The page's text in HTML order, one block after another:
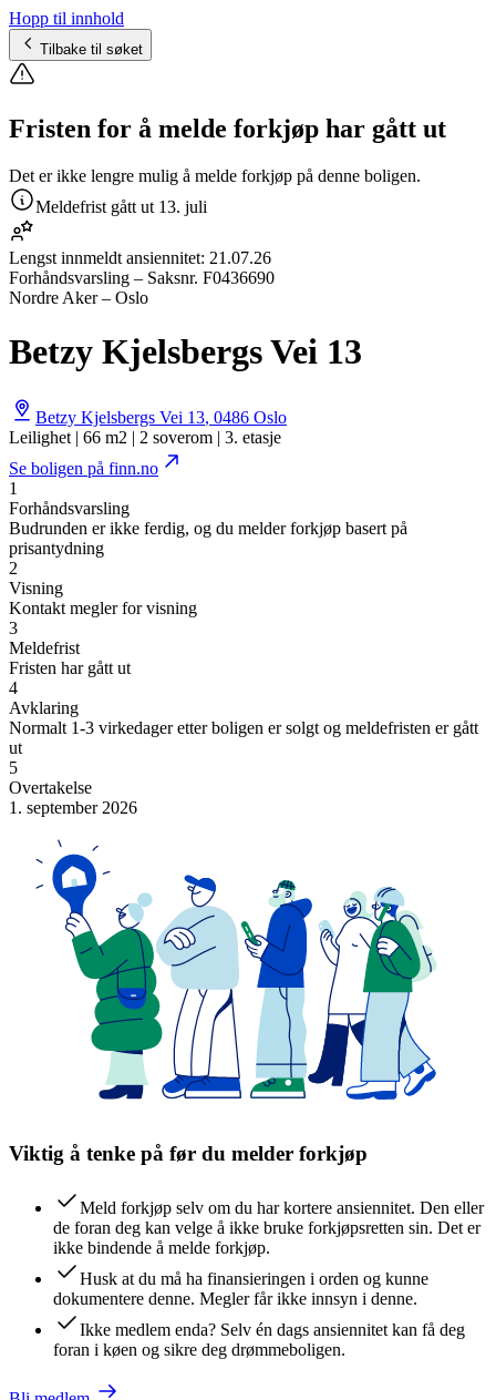
Hopp til innhold
Tilbake til søket
Fristen for å melde forkjøp har gått ut
Det er ikke lengre mulig å melde forkjøp på denne boligen.
Meldefrist gått ut 13. juli
Lengst innmeldt ansiennitet: 21.07.26
Forhåndsvarsling – Saksnr. F0436690
Nordre Aker – Oslo
Betzy Kjelsbergs Vei 13
Betzy Kjelsbergs Vei 13, 0486 Oslo
Leilighet | 66 m2 | 2 soverom | 3. etasje
Se boligen på finn.no
1
Forhåndsvarsling
Budrunden er ikke ferdig, og du melder forkjøp basert på
prisantydning
2
Visning
Kontakt megler for visning
3
Meldefrist
Fristen har gått ut
4
Avklaring
Normalt 1-3 virkedager etter boligen er solgt og meldefristen er gått
ut
5
Overtakelse
1. september 2026
Viktig å tenke på før du melder forkjøp
Meld forkjøp selv om du har kortere ansiennitet. Den eller
de foran deg kan velge å ikke bruke forkjøpsretten sin. Det er
ikke bindende å melde forkjøp.
Husk at du må ha finansieringen i orden og kunne
dokumentere denne. Megler får ikke innsyn i denne.
Ikke medlem enda? Selv én dags ansiennitet kan få deg
foran i køen og sikre deg drømmeboligen.